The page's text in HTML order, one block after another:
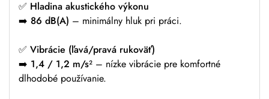
✅ Hladina akustického výkonu
➡️ 86 dB(A) – minimálny hluk pri práci.
✅ Vibrácie (ľavá/pravá rukoväť)
➡️ 1,4 / 1,2 m/s² – nízke vibrácie pre komfortné
dlhodobé používanie.